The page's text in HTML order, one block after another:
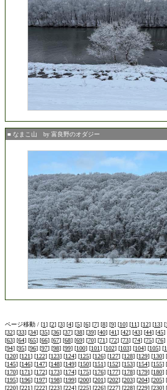
■ なまこ山 by 富良野のオダジー
ページ移動 / [1] [2] [3] [4] [5] [6] [7] [8] [9] [10] [11] [12] [13] [
[32] [33] [34] [35] [36] [37] [38] [39] [40] [41] [42] [43] [44] [45]
[63] [64] [65] [66] [67] [68] [69] [70] [71] [72] [73] [74] [75] [76]
[94] [95] [96] [97] [98] [99] [100] [101] [102] [103] [104] [105] [
[120] [121] [122] [123] [124] [125] [126] [127] [128] [129] [130] [
[145] [146] [147] [148] [149] [150] [151] [152] [153] [154] [155] [
[170] [171] [172] [173] [174] [175] [176] [177] [178] [179] [180] [
[195] [196] [197] [198] [199] [200] [201] [202] [203] [204] [205] [
[220] [221] [222] [223] [224] [225] [226] [227] [228] [229] [230] [